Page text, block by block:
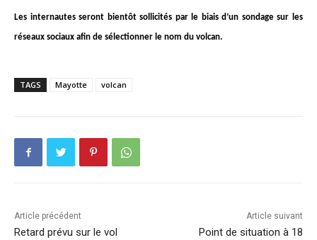
Les internautes seront bientôt sollicités par le biais d’un sondage sur les
réseaux sociaux afin de sélectionner le nom du volcan.
TAGS Mayotte volcan
Article précédent
Retard prévu sur le vol
Article suivant
Point de situation à 18